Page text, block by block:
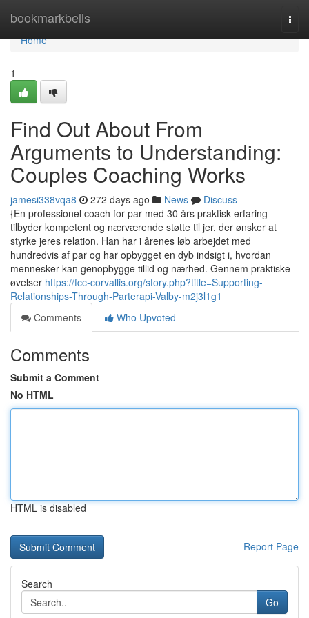
bookmarkbells
Home
Home
1
Find Out About From
Arguments to Understanding:
Couples Coaching Works
jamesi338vqa8 272 days ago News
Discuss
{En professionel coach for par med 30 års praktisk erfaring
tilbyder kompetent og nærværende støtte til jer, der ønsker at
styrke jeres relation. Han har i årenes løb arbejdet med
hundredvis af par og har opbygget en dyb indsigt i, hvordan
mennesker kan genopbygge tillid og nærhed. Gennem praktiske
øvelser https://fcc-corvallis.org/story.php?title=Supporting-
Relationships-Through-Parterapi-Valby-m2j3l1g1
Comments
Who Upvoted
Comments
Submit a Comment
No HTML
HTML is disabled
Report Page
Search
Go